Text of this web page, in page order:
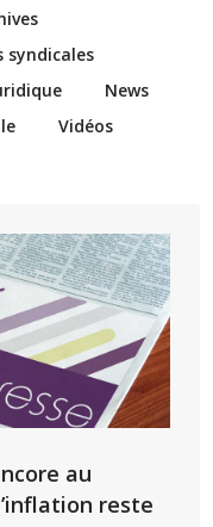
syndicales
News
Vidéos
au
reste